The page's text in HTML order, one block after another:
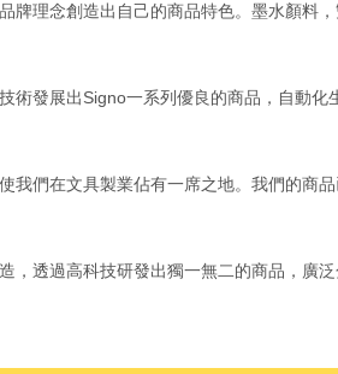
牌理念創造出自己的商品特色。墨水顏料
術發展出Signo一系列優良的商品，自動化
我們在文具製業佔有一席之地。我們的商
，透過高科技研發出獨一無二的商品，廣